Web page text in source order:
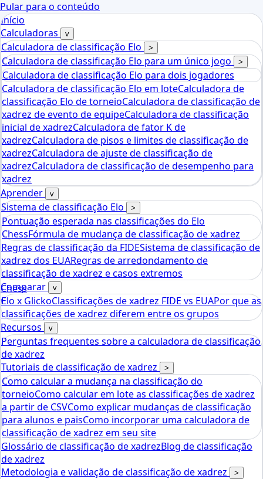
Pular para o conteúdo
Chess
tools
Calculadora de Rating Elo de Xadrez
Início
Calculadoras
v
Calculadora de classificação Elo >
Calculadora de classificação Elo para um único jogo >
Calculadora de classificação Elo para dois jogadores
Calculadora de classificação Elo em loteCalculadora de
classificação Elo de torneioCalculadora de classificação de
xadrez de evento de equipeCalculadora de classificação
inicial de xadrezCalculadora de fator K de
xadrezCalculadora de pisos e limites de classificação de
xadrezCalculadora de ajuste de classificação de
xadrezCalculadora de classificação de desempenho para
xadrez
Aprender
v
Sistema de classificação Elo >
Pontuação esperada nas classificações do Elo
ChessFórmula de mudança de classificação de xadrez
Regras de classificação da FIDESistema de classificação de
xadrez dos EUARegras de arredondamento de
classificação de xadrez e casos extremos
Comparar
v
Elo x GlickoClassificações de xadrez FIDE vs EUAPor que as
classificações de xadrez diferem entre os grupos
Recursos
v
Perguntas frequentes sobre a calculadora de classificação
de xadrez
Tutoriais de classificação de xadrez
>
Como calcular a mudança na classificação do
torneioComo calcular em lote as classificações de xadrez
a partir de CSVComo explicar mudanças de classificação
para alunos e paisComo incorporar uma calculadora de
classificação de xadrez em seu site
Glossário de classificação de xadrezBlog de classificação
de xadrez
Metodologia e validação de classificação de xadrez
>